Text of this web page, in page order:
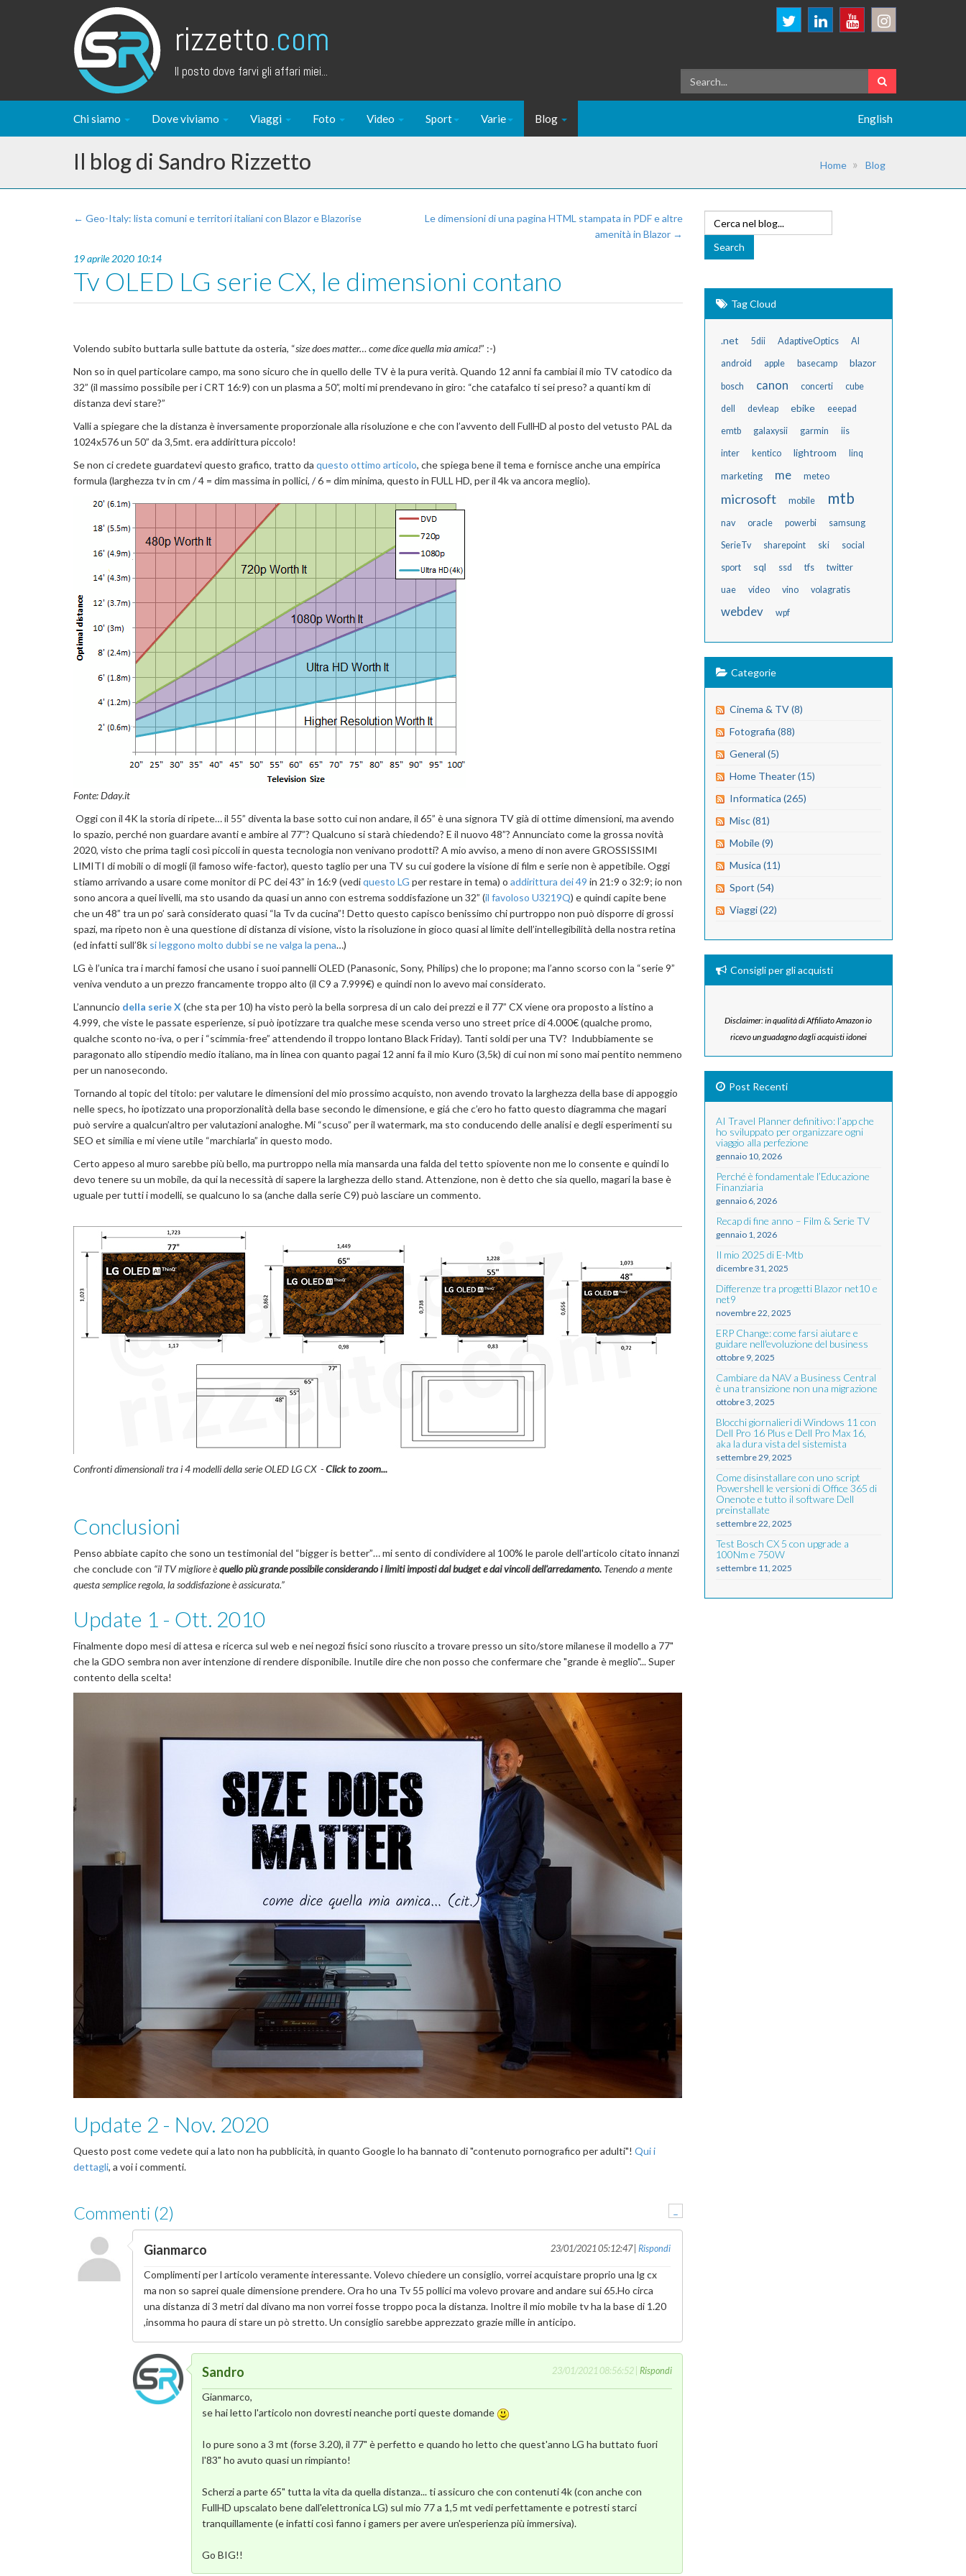
rizzetto.com
Il posto dove farvi gli affari miei...
Chi siamo Dove viviamo Viaggi Foto Video Sport Varie Blog English
Il blog di Sandro Rizzetto Home Blog
← Geo-Italy: lista comuni e territori italiani con Blazor e Blazorise
Le dimensioni di una pagina HTML stampata in PDF e altre
amenità in Blazor →
19 aprile 2020 10:14
Tv OLED LG serie CX, le dimensioni contano
Volendo subito buttarla sulle battute da osteria, “size does matter… come dice quella mia amica!” :-)
Non so in quel particolare campo, ma sono sicuro che in quello delle TV è la pura verità. Quando 12 anni fa cambiai il mio TV catodico da
32” (il massimo possibile per i CRT 16:9) con un plasma a 50”, molti mi prendevano in giro: “che catafalco ti sei preso? a quanti km di
distanza devi stare?”
Valli a spiegare che la distanza è inversamente proporzionale alla risoluzione e che con l’avvento dell FullHD al posto del vetusto PAL da
1024x576 un 50” da 3,5mt. era addirittura piccolo!
Se non ci credete guardatevi questo grafico, tratto da questo ottimo articolo, che spiega bene il tema e fornisce anche una empirica
formula (larghezza tv in cm / 4 = dim massima in pollici, / 6 = dim minima, questo in FULL HD, per il 4k va ancora meglio).
Fonte: Dday.it
Oggi con il 4K la storia di ripete… il 55” diventa la base sotto cui non andare, il 65” è una signora TV già di ottime dimensioni, ma avendo
lo spazio, perché non guardare avanti e ambire al 77”? Qualcuno si starà chiedendo? E il nuovo 48”? Annunciato come la grossa novità
2020, visto che prima tagli così piccoli in questa tecnologia non venivano prodotti? A mio avviso, a meno di non avere GROSSISSIMI
LIMITI di mobili o di mogli (il famoso wife-factor), questo taglio per una TV su cui godere la visione di film e serie non è appetibile. Oggi
stiamo arrivando a usare come monitor di PC dei 43” in 16:9 (vediquesto LG per restare in tema) o addirittura dei 49 in 21:9 o 32:9; io non
sono ancora a quei livelli, ma sto usando da quasi un anno con estrema soddisfazione un 32” (il favoloso U3219Q) e quindi capite bene
che un 48” tra un po’ sarà considerato quasi “la Tv da cucina”! Detto questo capisco benissimo chi purtroppo non può disporre di grossi
spazi, ma ripeto non è una questione di distanza di visione, visto la risoluzione in gioco quasi al limite dell’intellegibilità della nostra retina
(ed infatti sull’8k si leggono molto dubbi se ne valga la pena…)
LG è l’unica tra i marchi famosi che usano i suoi pannelli OLED (Panasonic, Sony, Philips) che lo propone; ma l’anno scorso con la “serie 9”
veniva venduto a un prezzo francamente troppo alto (il C9 a 7.999€) e quindi non lo avevo mai considerato.
L’annuncio della serie X (che sta per 10) ha visto però la bella sorpresa di un calo dei prezzi e il 77” CX viene ora proposto a listino a
4.999, che viste le passate esperienze, si può ipotizzare tra qualche mese scenda verso uno street price di 4.000€ (qualche promo,
qualche sconto no-iva, o per i “scimmia-free” attendendo il troppo lontano Black Friday). Tanti soldi per una TV? Indubbiamente se
paragonato allo stipendio medio italiano, ma in linea con quanto pagai 12 anni fa il mio Kuro (3,5k) di cui non mi sono mai pentito nemmeno
per un nanosecondo.
Tornando al topic del titolo: per valutare le dimensioni del mio prossimo acquisto, non avendo trovato la larghezza della base di appoggio
nelle specs, ho ipotizzato una proporzionalità della base secondo le dimensione, e giá che c’ero ho fatto questo diagramma che magari
può servire a qualcun’altro per valutazioni analoghe. Mi “scuso” per il watermark, ma sto conducendo delle analisi e degli esperimenti su
SEO et similia e mi viene utile “marchiarla” in questo modo.
Certo appeso al muro sarebbe più bello, ma purtroppo nella mia mansarda una falda del tetto spiovente non me lo consente e quindi lo
devo tenere su un mobile, da qui la necessità di sapere la larghezza dello stand. Attenzione, non è detto che sia quello, magari la base è
uguale per tutti i modelli, se qualcuno lo sa (anche dalla serie C9) può lasciare un commento.
Confronti dimensionali tra i 4 modelli della serie OLED LG CX -Click to zoom...
Conclusioni
Penso abbiate capito che sono un testimonial del “bigger is better”… mi sento di condividere al 100% le parole dell'articolo citato innanzi
che conclude con “il TV migliore èquello più grande possibile considerando i limiti imposti dal budget e dai vincoli dell'arredamento. Tenendo a mente
questa semplice regola, la soddisfazione è assicurata.”
Update 1 - Ott. 2010
Finalmente dopo mesi di attesa e ricerca sul web e nei negozi fisici sono riuscito a trovare presso un sito/store milanese il modello a 77"
che la GDO sembra non aver intenzione di rendere disponibile. Inutile dire che non posso che confermare che "grande è meglio"... Super
contento della scelta!
Update 2 - Nov. 2020
Questo post come vedete qui a lato non ha pubblicità, in quanto Google lo ha bannato di "contenuto pornografico per adulti"! Qui i
dettagli, a voi i commenti.
Commenti (2) -
Gianmarco 23/01/2021 05:12:47 |Rispondi
Complimenti per l articolo veramente interessante. Volevo chiedere un consiglio, vorrei acquistare proprio una lg cx
ma non so saprei quale dimensione prendere. Ora ho una Tv 55 pollici ma volevo provare and andare sui 65.Ho circa
una distanza di 3 metri dal divano ma non vorrei fosse troppo poca la distanza. Inoltre il mio mobile tv ha la base di 1.20
,insomma ho paura di stare un pò stretto. Un consiglio sarebbe apprezzato grazie mille in anticipo.
Sandro 23/01/2021 08:56:52 | Rispondi
Gianmarco,
se hai letto l'articolo non dovresti neanche porti queste domande
Io pure sono a 3 mt (forse 3.20), il 77" è perfetto e quando ho letto che quest'anno LG ha buttato fuori
l'83" ho avuto quasi un rimpianto!
Scherzi a parte 65" tutta la vita da quella distanza... ti assicuro che con contenuti 4k (con anche con
FullHD upscalato bene dall'elettronica LG) sul mio 77 a 1,5 mt vedi perfettamente e potresti starci
tranquillamente (e infatti così fanno i gamers per avere un'esperienza più immersiva).
Go BIG!!
Tag Cloud
.net 5dii AdaptiveOptics AI
android apple basecamp blazor
bosch canon concerti cube
dell devleap ebike eeepad
emtb galaxysii garmin iis
inter kentico lightroom linq
marketing me meteo
microsoft mobile mtb
nav oracle powerbi samsung
SerieTv sharepoint ski social
sport sql ssd tfs twitter
uae video vino volagratis
webdev wpf
Categorie
Cinema & TV (8)
Fotografia (88)
General (5)
Home Theater (15)
Informatica (265)
Misc (81)
Mobile (9)
Musica (11)
Sport (54)
Viaggi (22)
Consigli per gli acquisti
Disclaimer: in qualità di Affiliato Amazon io
ricevo un guadagno dagli acquisti idonei
Post Recenti
AI Travel Planner definitivo: l’app che
ho sviluppato per organizzare ogni
viaggio alla perfezione
gennaio 10, 2026
Perché è fondamentale l’Educazione
Finanziaria
gennaio 6, 2026
Recap di fine anno – Film & Serie TV
gennaio 1, 2026
Il mio 2025 di E-Mtb
dicembre 31, 2025
Differenze tra progetti Blazor net10 e
net9
novembre 22, 2025
ERP Change: come farsi aiutare e
guidare nell'evoluzione del business
ottobre 9, 2025
Cambiare da NAV a Business Central
è una transizione non una migrazione
ottobre 3, 2025
Blocchi giornalieri di Windows 11 con
Dell Pro 16 Plus e Dell Pro Max 16,
aka la dura vista del sistemista
settembre 29, 2025
Come disinstallare con uno script
Powershell le versioni di Office 365 di
Onenote e tutto il software Dell
preinstallate
settembre 22, 2025
Test Bosch CX 5 con upgrade a
100Nm e 750W
settembre 11, 2025